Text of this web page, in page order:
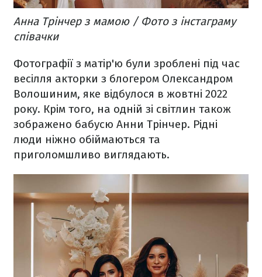
Анна Трінчер з мамою / Фото з інстаграму
співачки
Фотографії з матір'ю були зроблені під час
весілля акторки з блогером Олександром
Волошиним, яке відбулося в жовтні 2022
року. Крім того, на одній зі світлин також
зображено бабусю Анни Трінчер. Рідні
люди ніжно обіймаються та
приголомшливо виглядають.